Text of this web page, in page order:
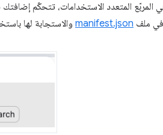
المربّع المتعدد الاستخدامات، تتحكّم
في ملف manifest.json والاستجابة لها